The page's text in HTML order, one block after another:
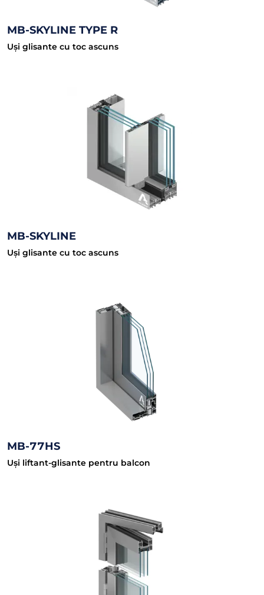
MB-SKYLINE TYPE R
Uși glisante cu toc ascuns
MB-SKYLINE
Uși glisante cu toc ascuns
MB-77HS
Uși liftant-glisante pentru balcon